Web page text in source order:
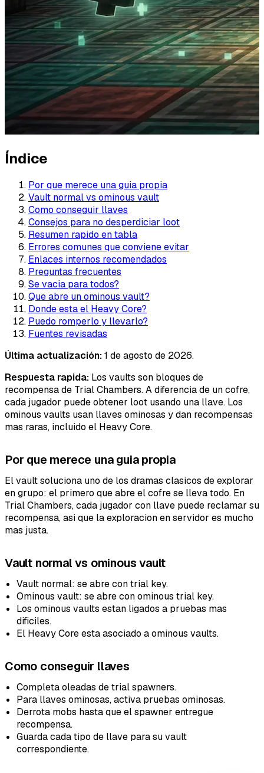
Índice
Por que merece una guia propia
Vault normal vs ominous vault
Como conseguir llaves
Consejos para no desperdiciar loot
Resumen rapido en tabla
Errores comunes que conviene evitar
Enlaces internos recomendados
Preguntas frecuentes
Se vacia para todos?
Que abre un ominous vault?
Donde esta el Heavy Core?
Puedo romperlo y llevarlo?
Fuentes revisadas
Última actualización:1 de agosto de 2026.
Respuesta rapida: Los vaults son bloques de
recompensa de Trial Chambers. A diferencia de un cofre,
cada jugador puede obtener loot usando una llave. Los
ominous vaults usan llaves ominosas y dan recompensas
mas raras, incluido el Heavy Core.
Por que merece una guia propia
El vault soluciona uno de los dramas clasicos de explorar
en grupo: el primero que abre el cofre se lleva todo. En
Trial Chambers, cada jugador con llave puede reclamar su
recompensa, asi que la exploracion en servidor es mucho
mas justa.
Vault normal vs ominous vault
Vault normal: se abre con trial key.
Ominous vault: se abre con ominous trial key.
Los ominous vaults estan ligados a pruebas mas
dificiles.
El Heavy Core esta asociado a ominous vaults.
Como conseguir llaves
Completa oleadas de trial spawners.
Para llaves ominosas, activa pruebas ominosas.
Derrota mobs hasta que el spawner entregue
recompensa.
Guarda cada tipo de llave para su vault
correspondiente.